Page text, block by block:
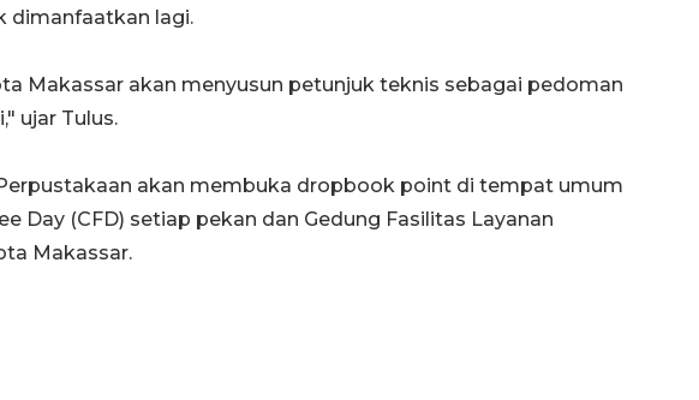
dimanfaatkan lagi.
Makassar akan menyusun petunjuk teknis sebagai pedoman
ujar Tulus.
akan membuka dropbook point di tempat umum
Day (CFD) setiap pekan dan Gedung Fasilitas Layanan
Makassar.